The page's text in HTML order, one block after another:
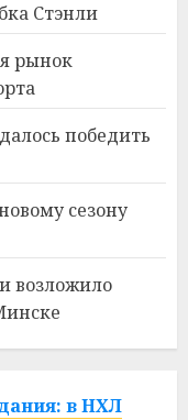
Стэнли
рынок
победить
сезону
возложило
в НХЛ